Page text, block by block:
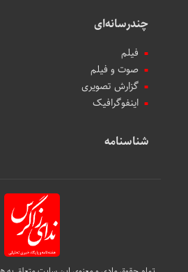
چندرسانه‌ای
فیلم
صوت و فیلم
گزارش تصویری
اینفوگرافیک
شناسنامه